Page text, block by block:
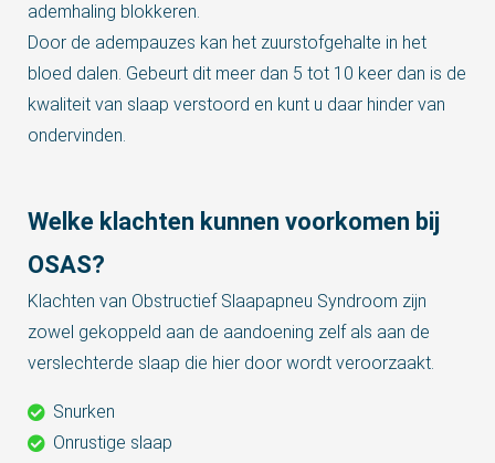
ademhaling blokkeren.
Door de adempauzes kan het zuurstofgehalte in het
bloed dalen. Gebeurt dit meer dan 5 tot 10 keer dan is de
kwaliteit van slaap verstoord en kunt u daar hinder van
ondervinden.
Welke klachten kunnen voorkomen bij
OSAS?
Klachten van Obstructief Slaapapneu Syndroom zijn
zowel gekoppeld aan de aandoening zelf als aan de
verslechterde slaap die hier door wordt veroorzaakt.
Snurken
Onrustige slaap
gebruikt
te
de
Hierdoor